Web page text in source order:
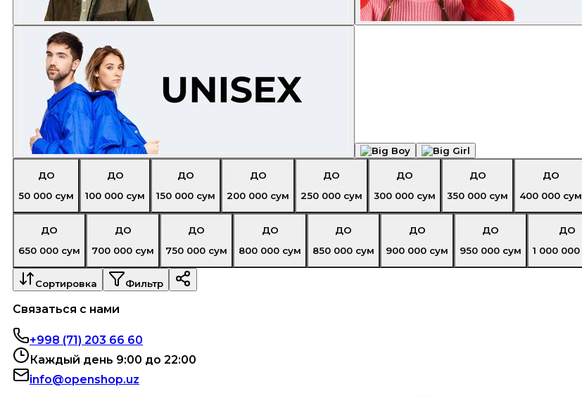
ДО
50 000 сум
ДО
100 000 сум
ДО
150 000 сум
ДО
200 000 сум
ДО
250 000 сум
ДО
300 000 сум
ДО
350 000 сум
ДО
400 000 сум
ДО
650 000 сум
ДО
700 000 сум
ДО
750 000 сум
ДО
800 000 сум
ДО
850 000 сум
ДО
900 000 сум
ДО
950 000 сум
ДО
1 000 000
Сортировка Фильтр
Связаться с нами
+998 (71) 203 66 60
Каждый день 9:00 до 22:00
info@openshop.uz